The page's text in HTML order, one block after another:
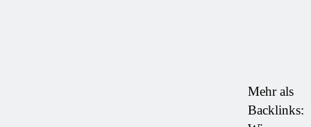
Mehr als
Backlinks: